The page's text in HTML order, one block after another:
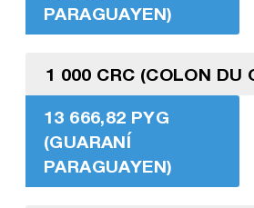
PARAGUAYEN)
1 000 CRC (COLON DU
13 666,82 PYG
(GUARANÍ
PARAGUAYEN)